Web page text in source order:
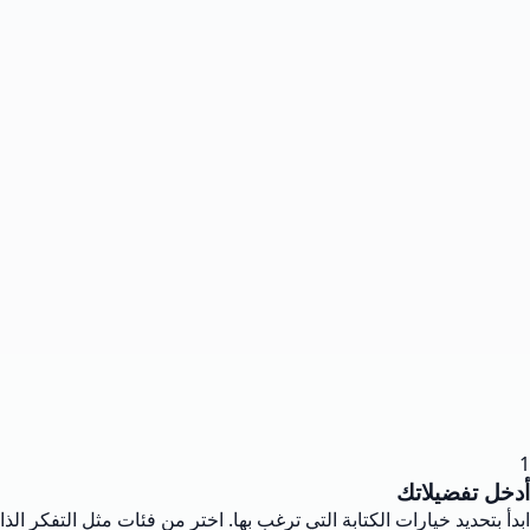
1
أدخل تفضيلاتك
ابدأ بتحديد خيارات الكتابة التي ترغب بها. اختر من فئات مثل التفكر